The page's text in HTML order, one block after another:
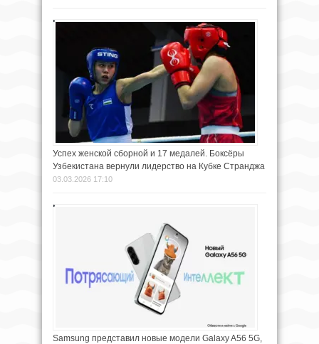
Успех женской сборной и 17 медалей. Боксёры
Узбекистана вернули лидерство на Кубке Странджа
03.03.2026 17:10
Samsung представил новые модели Galaxy A56 5G,